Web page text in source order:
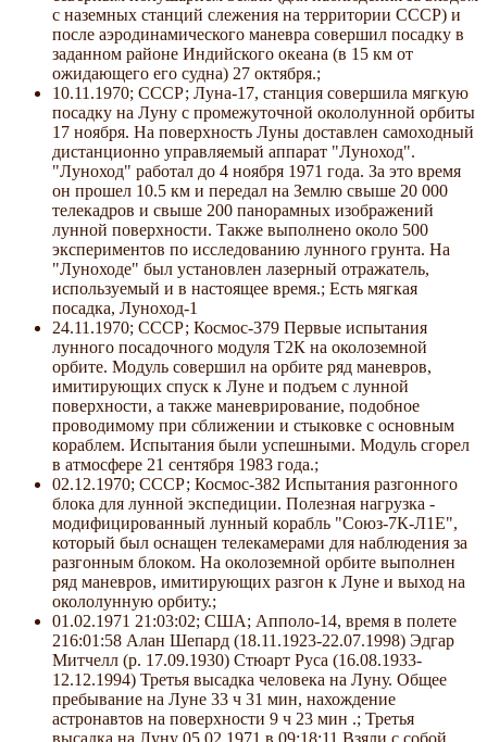
с наземных станций слежения на территории СССР) и
после аэродинамического маневра совершил посадку в
заданном районе Индийского океана (в 15 км от
ожидающего его судна) 27 октября.;
10.11.1970; СССР; Луна-17, станция совершила мягкую
посадку на Луну с промежуточной окололунной орбиты
17 ноября. На поверхность Луны доставлен самоходный
дистанционно управляемый аппарат "Луноход".
"Луноход" работал до 4 ноября 1971 года. За это время
он прошел 10.5 км и передал на Землю свыше 20 000
телекадров и свыше 200 панорамных изображений
лунной поверхности. Также выполнено около 500
экспериментов по исследованию лунного грунта. На
"Луноходе" был установлен лазерный отражатель,
используемый и в настоящее время.; Есть мягкая
посадка, Луноход-1
24.11.1970; СССР; Космос-379 Первые испытания
лунного посадочного модуля Т2К на околоземной
орбите. Модуль совершил на орбите ряд маневров,
имитирующих спуск к Луне и подъем с лунной
поверхности, а также маневрирование, подобное
проводимому при сближении и стыковке с основным
кораблем. Испытания были успешными. Модуль сгорел
в атмосфере 21 сентября 1983 года.;
02.12.1970; СССР; Космос-382 Испытания разгонного
блока для лунной экспедиции. Полезная нагрузка -
модифицированный лунный корабль "Союз-7К-Л1Е",
который был оснащен телекамерами для наблюдения за
разгонным блоком. На околоземной орбите выполнен
ряд маневров, имитирующих разгон к Луне и выход на
окололунную орбиту.;
01.02.1971 21:03:02; США; Апполо-14, время в полете
216:01:58 Алан Шепард (18.11.1923-22.07.1998) Эдгар
Митчелл (р. 17.09.1930) Стюарт Руса (16.08.1933-
12.12.1994) Третья высадка человека на Луну. Общее
пребывание на Луне 33 ч 31 мин, нахождение
астронавтов на поверхности 9 ч 23 мин .; Третья
высадка на Луну 05.02.1971 в 09:18:11 Взяли с собой